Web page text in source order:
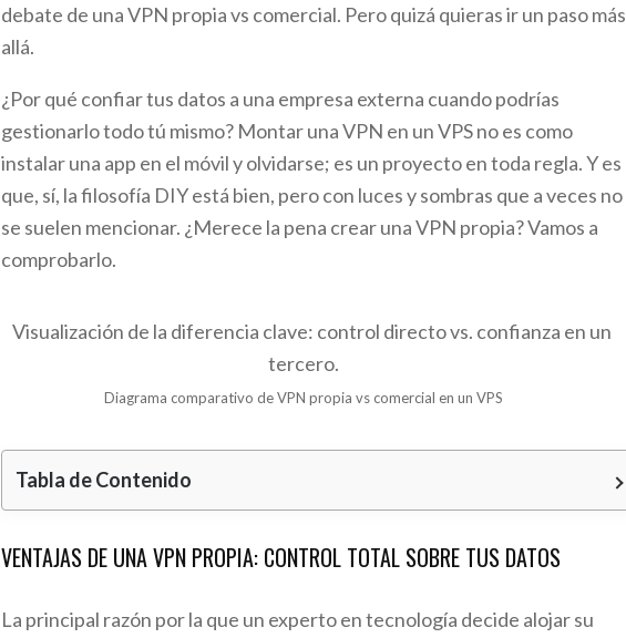
debate de una VPN propia vs comercial. Pero quizá quieras ir un paso más
allá.
¿Por qué confiar tus datos a una empresa externa cuando podrías
gestionarlo todo tú mismo? Montar una VPN en un VPS no es como
instalar una app en el móvil y olvidarse; es un proyecto en toda regla. Y es
que, sí, la filosofía DIY está bien, pero con luces y sombras que a veces no
se suelen mencionar. ¿Merece la pena crear una VPN propia? Vamos a
comprobarlo.
Diagrama comparativo de VPN propia vs comercial en un VPS
Tabla de Contenido
VENTAJAS DE UNA VPN PROPIA: CONTROL TOTAL SOBRE TUS DATOS
La principal razón por la que un experto en tecnología decide alojar su